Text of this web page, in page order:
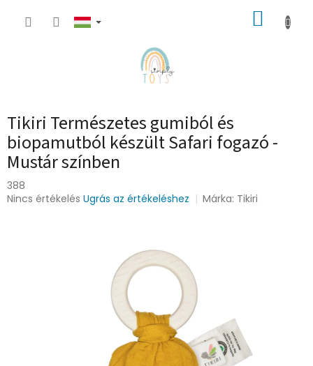
KOSÁR
Tikiri Természetes gumiból és
biopamutból készült Safari fogazó -
Mustár színben
388
A
Nincs értékelés Ugrás az értékeléshez Márka: Tikiri